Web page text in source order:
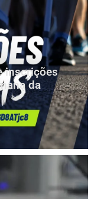
inscrições
da